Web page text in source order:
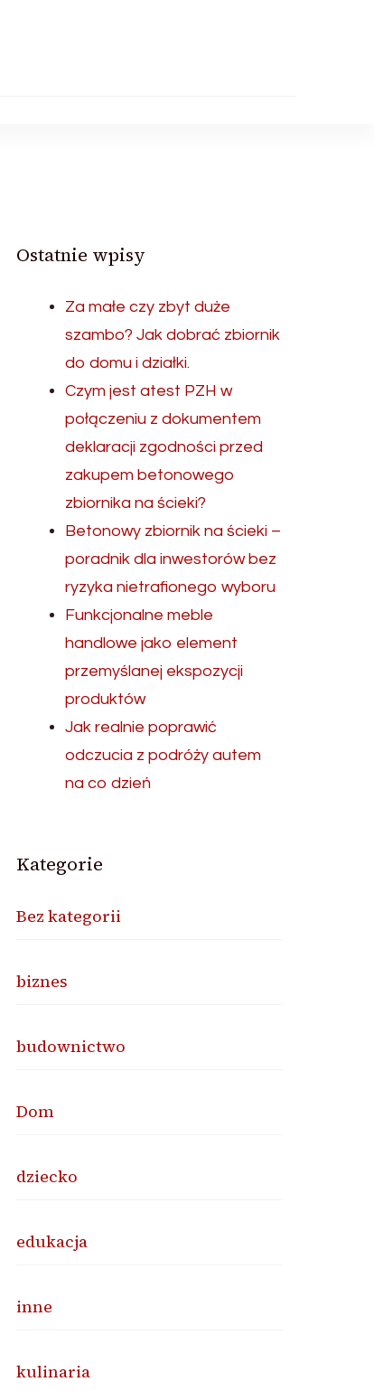
Ostatnie wpisy
Za małe czy zbyt duże
szambo? Jak dobrać zbiornik
do domu i działki.
Czym jest atest PZH w
połączeniu z dokumentem
deklaracji zgodności przed
zakupem betonowego
zbiornika na ścieki?
Betonowy zbiornik na ścieki –
poradnik dla inwestorów bez
ryzyka nietrafionego wyboru
Funkcjonalne meble
handlowe jako element
przemyślanej ekspozycji
produktów
Jak realnie poprawić
odczucia z podróży autem
na co dzień
Kategorie
Bez kategorii
biznes
budownictwo
Dom
dziecko
edukacja
inne
kulinaria